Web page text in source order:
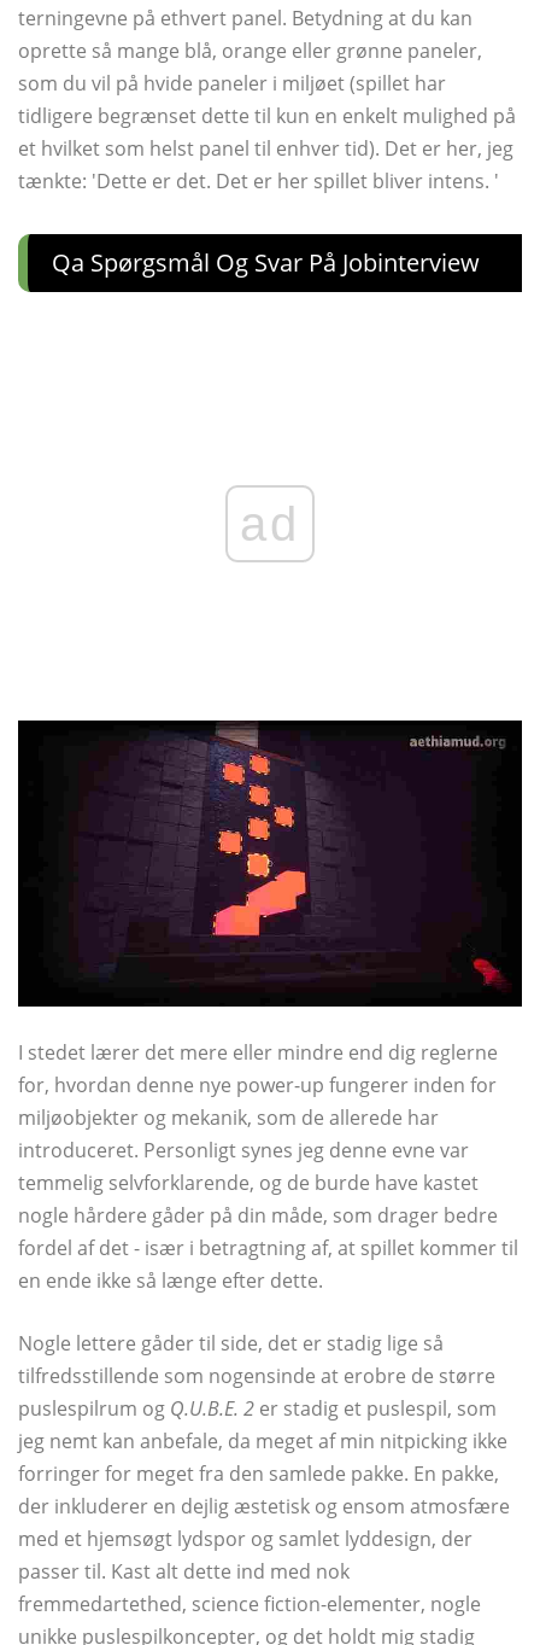
terningevne på ethvert panel. Betydning at du kan
oprette så mange blå, orange eller grønne paneler,
som du vil på hvide paneler i miljøet (spillet har
tidligere begrænset dette til kun en enkelt mulighed på
et hvilket som helst panel til enhver tid). Det er her, jeg
tænkte: 'Dette er det. Det er her spillet bliver intens. '
Qa Spørgsmål Og Svar På Jobinterview
ad
I stedet lærer det mere eller mindre end dig reglerne
for, hvordan denne nye power-up fungerer inden for
miljøobjekter og mekanik, som de allerede har
introduceret. Personligt synes jeg denne evne var
temmelig selvforklarende, og de burde have kastet
nogle hårdere gåder på din måde, som drager bedre
fordel af det - især i betragtning af, at spillet kommer til
en ende ikke så længe efter dette.
Nogle lettere gåder til side, det er stadig lige så
tilfredsstillende som nogensinde at erobre de større
puslespilrum og Q.U.B.E. 2 er stadig et puslespil, som
jeg nemt kan anbefale, da meget af min nitpicking ikke
forringer for meget fra den samlede pakke. En pakke,
der inkluderer en dejlig æstetisk og ensom atmosfære
med et hjemsøgt lydspor og samlet lyddesign, der
passer til. Kast alt dette ind med nok
fremmedartethed, science fiction-elementer, nogle
unikke puslespilkoncepter, og det holdt mig stadig